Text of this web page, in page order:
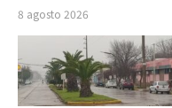
8 agosto 2026